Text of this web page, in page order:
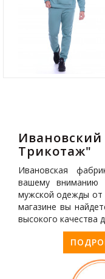
Трикотаж"
Ивановская
вашему вниманию
мужской одежды от
магазине вы
высокого качества